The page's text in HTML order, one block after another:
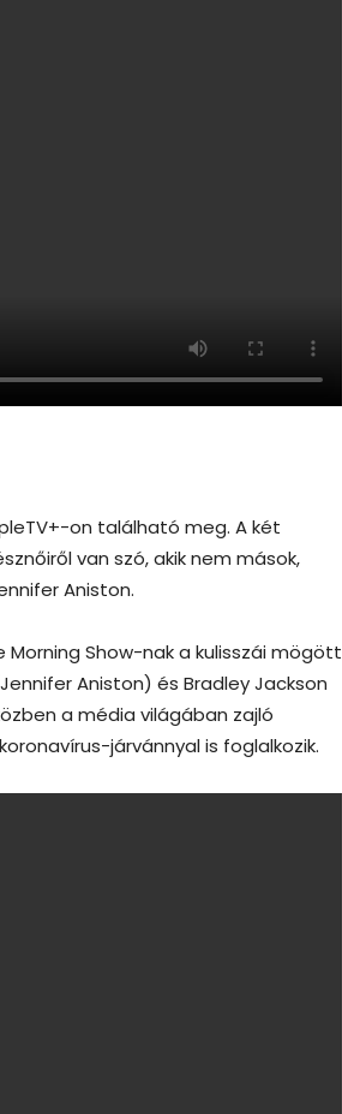
on található meg. A két
van szó, akik nem mások,
Aniston.
Show-nak a kulisszái mögött
Aniston) és Bradley Jackson
a média világában zajló
járvánnyal is foglalkozik.